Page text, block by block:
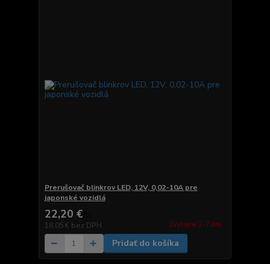
Prerušovač blinkrov LED, 12V, 0,02-10A pre
japonské vozidlá
22,20 €
18,05 € bez DPH Zvyčajne 2-7 dni.
Pridať do košíka